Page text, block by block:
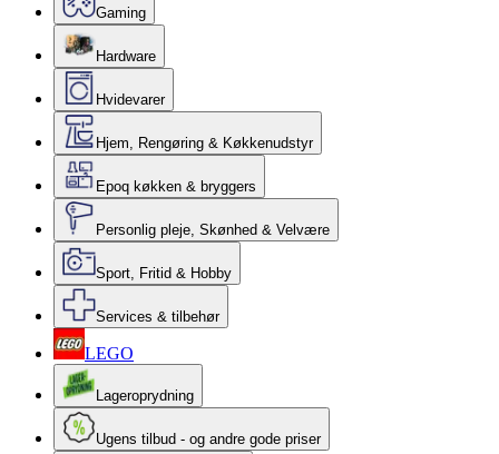
Gaming
Hardware
Hvidevarer
Hjem, Rengøring & Køkkenudstyr
Epoq køkken & bryggers
Personlig pleje, Skønhed & Velvære
Sport, Fritid & Hobby
Services & tilbehør
LEGO
Lageroprydning
Ugens tilbud - og andre gode priser